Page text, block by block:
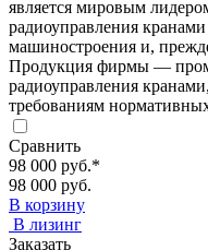
является мировым
радиоуправления
машиностроения и,
Продукция фирмы —
радиоуправления
требованиям
Сравнить
98 000 руб.*
98 000 руб.
В корзину
В лизинг
Заказать